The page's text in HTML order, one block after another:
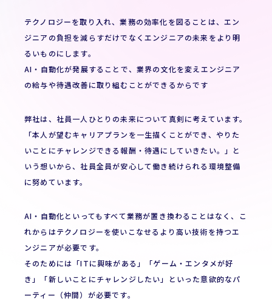
テクノロジーを取り入れ、業務の効率化を図ることは、エン
ジニアの負担を減らすだけでなくエンジニアの未来をより明
るいものにします。
AI・自動化が発展することで、業界の文化を変えエンジニア
の給与や待遇改善に取り組むことができるからです
弊社は、社員一人ひとりの未来について真剣に考えています。
「本人が望むキャリアプランを一生描くことができ、やりた
いことにチャレンジできる報酬・待遇にしていきたい。」と
いう想いから、社員全員が安心して働き続けられる環境整備
に努めています。
AI・自動化といってもすべて業務が置き換わることはなく、こ
れからはテクノロジーを使いこなせるより高い技術を持つエ
ンジニアが必要です。
そのためには「ITに興味がある」「ゲーム・エンタメが好
き」「新しいことにチャレンジしたい」といった意欲的なパ
ーティー（仲間）が必要です。